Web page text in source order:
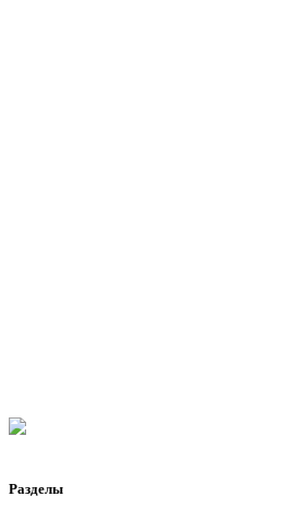
Разделы